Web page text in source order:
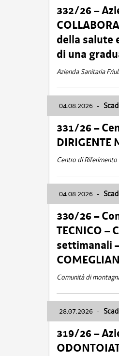
332/26 –
della salute
di una
Azienda Sanitaria
04.08.2026 -
331/26 –
DIRIGENTE
Centro di
04.08.2026 -
330/26 –
TECNICO –
settimanali
Comunità di
28.07.2026 -
319/26 –